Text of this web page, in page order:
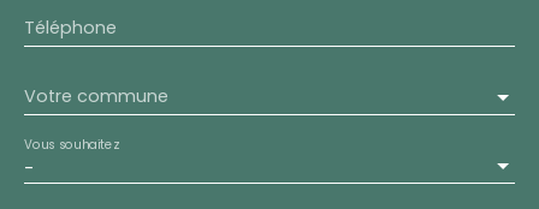
Téléphone
Votre commune
-
Vous souhaitez